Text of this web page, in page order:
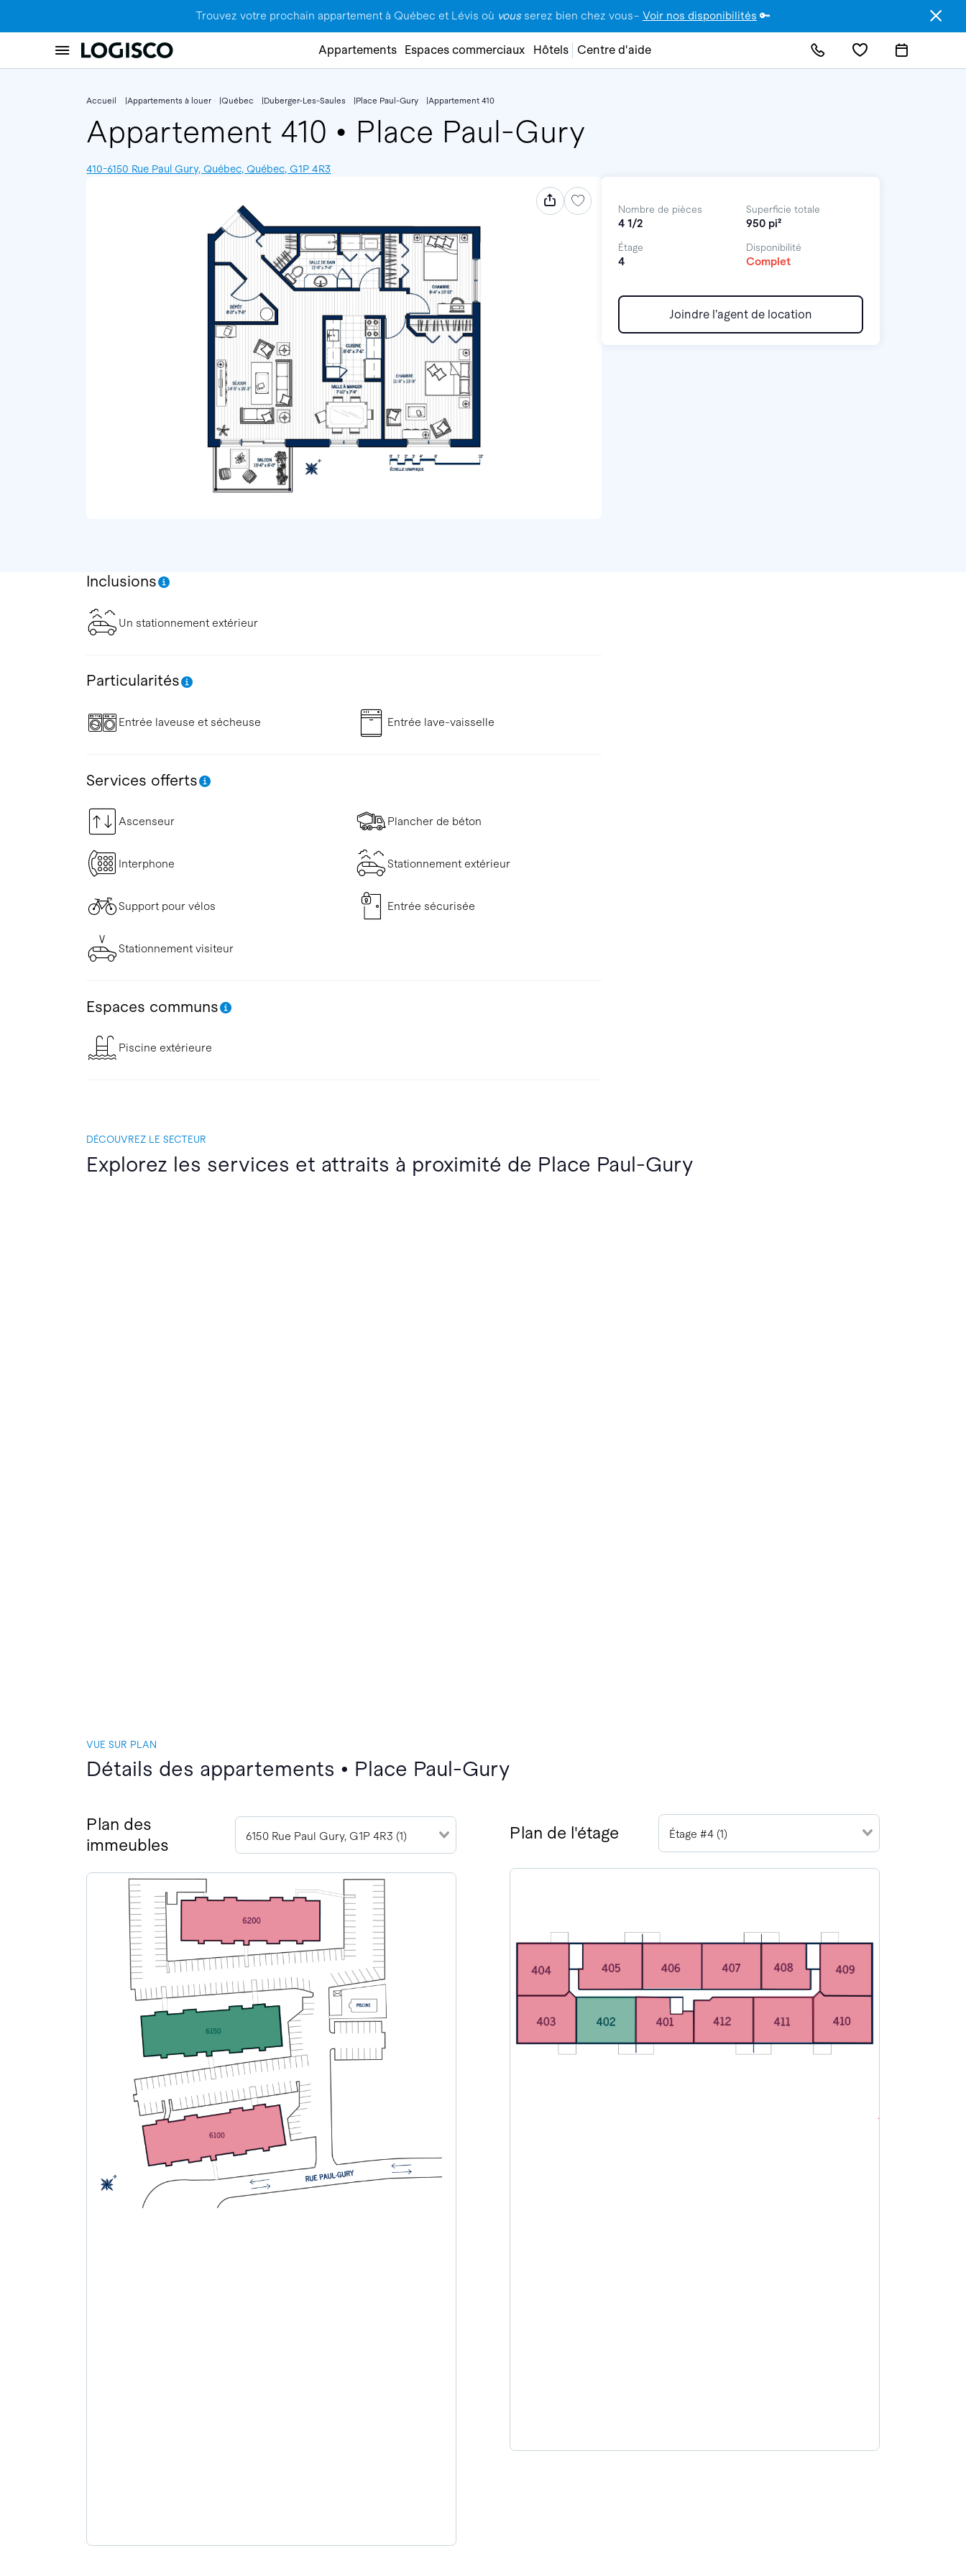
Trouvez votre prochain appartement à Québec et Lévis où vous serez bien chez vous– Voir nos disponibilités 🔑
Appartements Espaces commerciaux Hôtels Centre d'aide
Accueil Appartements à louer Québec Duberger-Les-Saules Place Paul-Gury Appartement 410
Appartement 410 • Place Paul-Gury
410-6150 Rue Paul Gury, Québec, Québec, G1P 4R3
Inclusions
Un stationnement extérieur
Particularités
Entrée laveuse et sécheuse Entrée lave-vaisselle
Services offerts
Ascenseur Plancher de béton
Interphone Stationnement extérieur
Support pour vélos Entrée sécurisée
Stationnement visiteur
Espaces communs
Piscine extérieure
Nombre de pièces
4 1/2
Superficie totale
950 pi²
Étage
4
Disponibilité
Complet
Joindre l’agent de location
DÉCOUVREZ LE SECTEUR
Explorez les services et attraits à proximité de Place Paul-Gury
VUE SUR PLAN
Détails des appartements • Place Paul-Gury
Plan des
immeubles
6150 Rue Paul Gury, G1P 4R3 (1) Plan de l'étage Étage #4 (1)